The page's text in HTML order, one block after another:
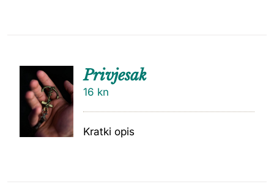
DODAJ
U
KOŠARI
CU
Privjesak
16 kn
Kratki opis